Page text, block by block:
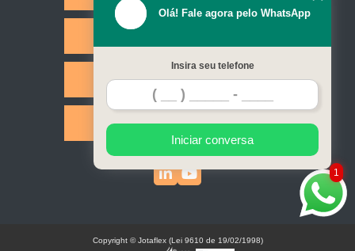
Contato
Mapa do site
1
Olá! Fale agora pelo WhatsApp
Insira seu telefone
Iniciar conversa
Copyright © Jotaflex (Lei 9610 de 19/02/1998)